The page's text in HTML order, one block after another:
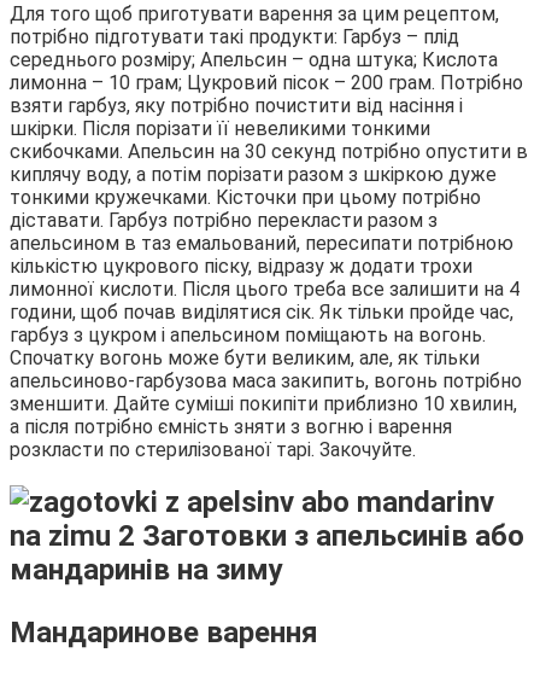
Для того щоб приготувати варення за цим рецептом,
потрібно підготувати такі продукти: Гарбуз – плід
середнього розміру; Апельсин – одна штука; Кислота
лимонна – 10 грам; Цукровий пісок – 200 грам. Потрібно
взяти гарбуз, яку потрібно почистити від насіння і
шкірки. Після порізати її невеликими тонкими
скибочками. Апельсин на 30 секунд потрібно опустити в
киплячу воду, а потім порізати разом з шкіркою дуже
тонкими кружечками. Кісточки при цьому потрібно
діставати. Гарбуз потрібно перекласти разом з
апельсином в таз емальований, пересипати потрібною
кількістю цукрового піску, відразу ж додати трохи
лимонної кислоти. Після цього треба все залишити на 4
години, щоб почав виділятися сік. Як тільки пройде час,
гарбуз з цукром і апельсином поміщають на вогонь.
Спочатку вогонь може бути великим, але, як тільки
апельсиново-гарбузова маса закипить, вогонь потрібно
зменшити. Дайте суміші покипіти приблизно 10 хвилин,
а після потрібно ємність зняти з вогню і варення
розкласти по стерилізованої тарі. Закочуйте.
Мандаринове варення